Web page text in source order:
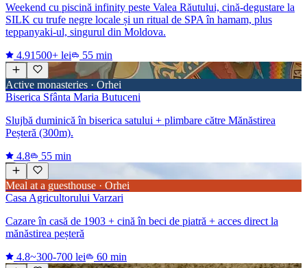
Weekend cu piscină infinity peste Valea Răutului, cină-degustare la
SILK cu trufe negre locale și un ritual de SPA în hamam, plus
teppanyaki-ul, singurul din Moldova.
4.91500+ lei 55 min
Active monasteries · Orhei
Biserica Sfânta Maria Butuceni
Slujbă duminică în biserica satului + plimbare către Mănăstirea
Peșteră (300m).
4.8
55 min
Meal at a guesthouse · Orhei
Casa Agricultorului Varzari
Cazare în casă de 1903 + cină în beci de piatră + acces direct la
mănăstirea peșteră
4.8~300-700 lei 60 min